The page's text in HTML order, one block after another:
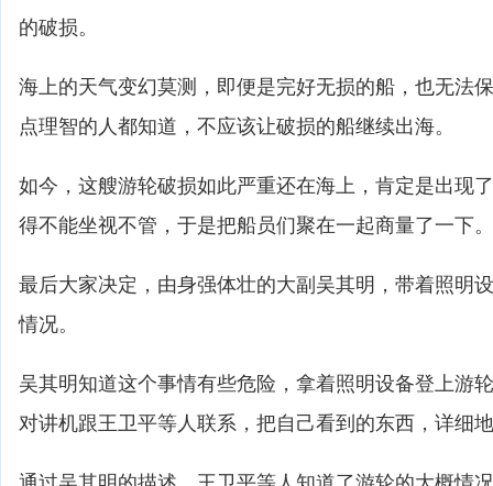
的破损。
海上的天气变幻莫测，即便是完好无损的船，也无法
点理智的人都知道，不应该让破损的船继续出海。
如今，这艘游轮破损如此严重还在海上，肯定是出现
得不能坐视不管，于是把船员们聚在一起商量了一下。
最后大家决定，由身强体壮的大副吴其明，带着照明
情况。
吴其明知道这个事情有些危险，拿着照明设备登上游
对讲机跟王卫平等人联系，把自己看到的东西，详细